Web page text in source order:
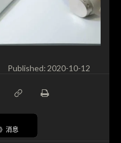
Published:2020-10-12
消息